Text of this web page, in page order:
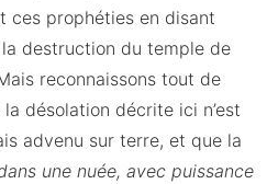
ces prophéties en disant
la destruction du temple de
reconnaissons tout de
désolation décrite ici n’est
advenu sur terre, et que la
une nuée, avec puissance